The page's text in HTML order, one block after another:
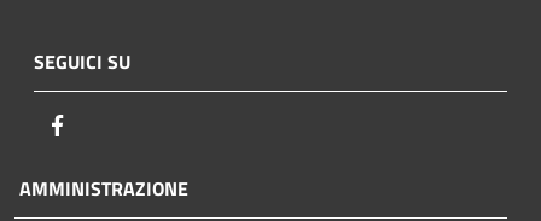
SEGUICI SU
AMMINISTRAZIONE